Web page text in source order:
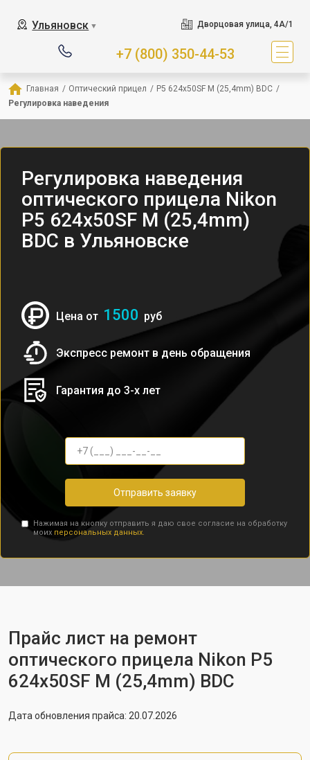
Ульяновск ▼ Дворцовая улица, 4А/1
+7 (800) 350-44-53
Главная / Оптический прицел / P5 624x50SF M (25,4mm) BDC /
Регулировка наведения
Регулировка наведения
оптического прицела Nikon
P5 624x50SF M (25,4mm)
BDC в Ульяновске
Цена от 1500 руб
Экспресс ремонт в день обращения
Гарантия до 3-х лет
Отправить заявку
Нажимая на кнопку отправить я даю свое согласие на обработку
моих персональных данных.
Прайс лист на ремонт
оптического прицела Nikon P5
624x50SF M (25,4mm) BDC
Дата обновления прайса: 20.07.2026